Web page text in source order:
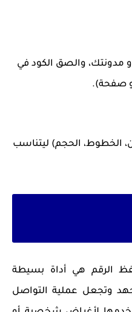
مدونتك، والصق الكود في
صفحة).
الخطوط، الحجم) ليتناسب
الرقم هي أداة بسيطة
وتجعل عملية التواصل